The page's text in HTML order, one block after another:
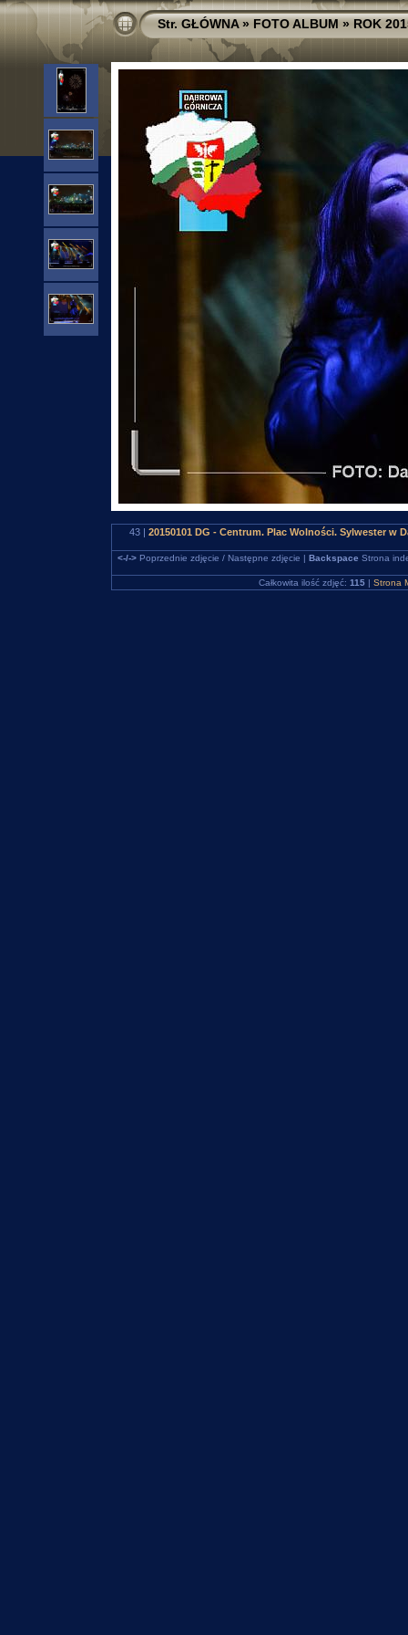
Str. GŁÓWNA»FOTO ALBUM»ROK
43 | 20150101 DG - Centrum. Plac Wolności. Sylwester w
<-/->Poprzednie zdjęcie / Następne zdjęcie | Backspace Strona
Całkowita ilość zdjęć: 115| Strona